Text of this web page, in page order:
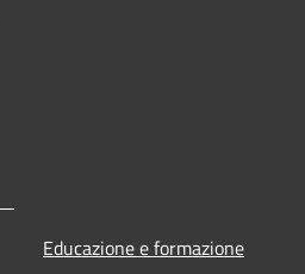
Educazione e formazione